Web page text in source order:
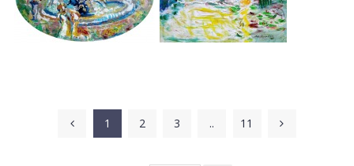
1 2 3 .. 11